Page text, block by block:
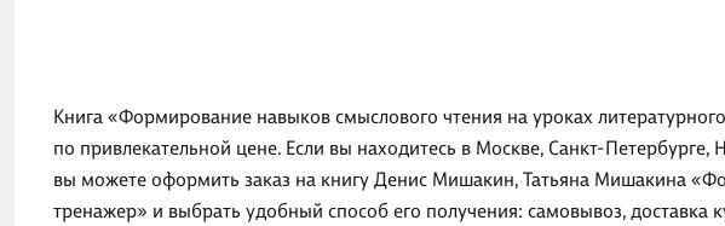
Книга «Формирование навыков смыслового чтения на уроках
по привлекательной цене. Если вы находитесь в Москве, Санкт-
вы можете оформить заказ на книгу Денис Мишакин, Татьяна Мишакина
тренажер» и выбрать удобный способ его получения: самовывоз,